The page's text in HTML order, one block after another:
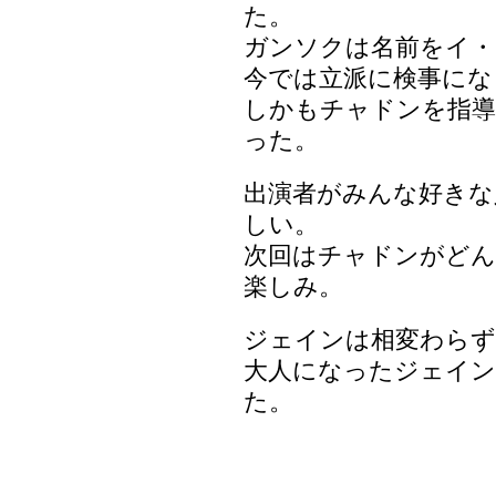
た。
ガンソクは名前をイ
今では立派に検事に
しかもチャドンを指
った。
出演者がみんな好き
しい。
次回はチャドンがど
楽しみ。
ジェインは相変わら
大人になったジェイ
た。